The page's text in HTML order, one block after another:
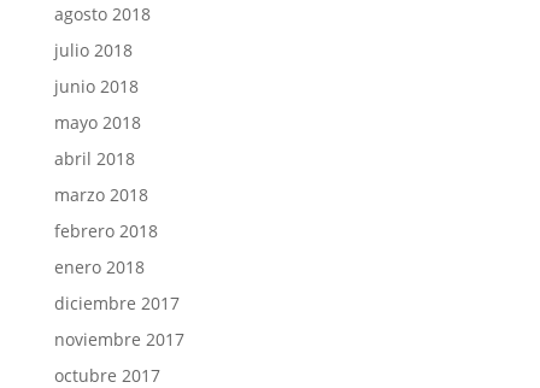
agosto 2018
julio 2018
junio 2018
mayo 2018
abril 2018
marzo 2018
febrero 2018
enero 2018
diciembre 2017
noviembre 2017
octubre 2017